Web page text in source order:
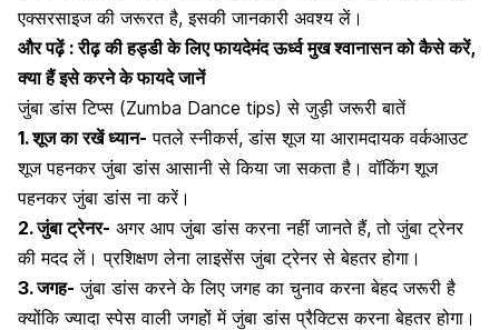
एक्सरसाइज की जरूरत है, इसकी जानकारी अवश्य लें।
और पढ़ें :रीढ़ की हड्डी के लिए फायदेमंद ऊर्ध्व मुख श्वानासन को कैसे करें,
क्या हैं इसे करने के फायदे जानें
जुंबा डांस टिप्स (Zumba Dance tips) से जुड़ी जरूरी बातें
1. शूज का रखें ध्यान- पतले स्नीकर्स, डांस शूज या आरामदायक वर्कआउट
शूज पहनकर जुंबा डांस आसानी से किया जा सकता है। वॉकिंग शूज
पहनकर जुंबा डांस ना करें।
2. जुंबा ट्रेनर- अगर आप जुंबा डांस करना नहीं जानते हैं, तो जुंबा ट्रेनर
की मदद लें। प्रशिक्षण लेना लाइसेंस जुंबा ट्रेनर से बेहतर होगा।
3. जगह- जुंबा डांस करने के लिए जगह का चुनाव करना बेहद जरूरी है
क्योंकि ज्यादा स्पेस वाली जगहों में जुंबा डांस प्रैक्टिस करना बेहतर होगा।